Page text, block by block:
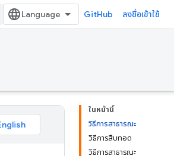
GitHub ลงชื่อเข้าใช้
ในหน้านี้
วิธีการสาธารณะ
วิธีการสืบทอด
วิธีการสาธารณะ